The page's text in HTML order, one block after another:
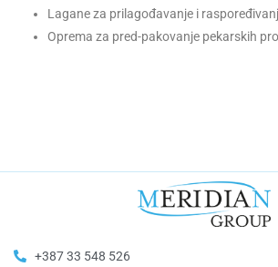
Lagane za prilagođavanje i
Oprema za pred-pakovanje pekarskih
+387 33 548 526